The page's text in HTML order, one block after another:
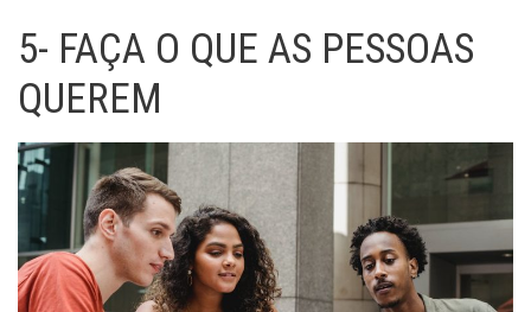
5- FAÇA O QUE AS PESSOAS
QUEREM